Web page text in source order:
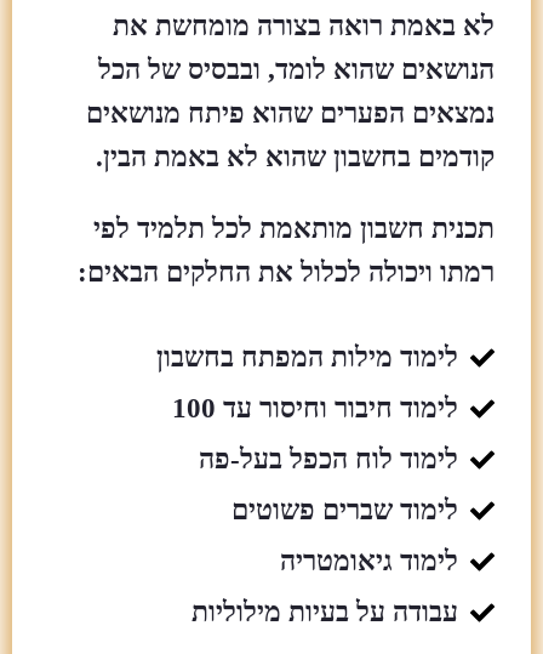
לא באמת רואה בצורה מומחשת את
הנושאים שהוא לומד, ובבסיס של הכל
נמצאים הפערים שהוא פיתח מנושאים
קודמים בחשבון שהוא לא באמת הבין.
תכנית חשבון מותאמת לכל תלמיד לפי
רמתו ויכולה לכלול את החלקים הבאים:
לימוד מילות המפתח בחשבון
לימוד חיבור וחיסור עד 100
לימוד לוח הכפל בעל-פה
לימוד שברים פשוטים
לימוד גיאומטריה
עבודה על בעיות מילוליות